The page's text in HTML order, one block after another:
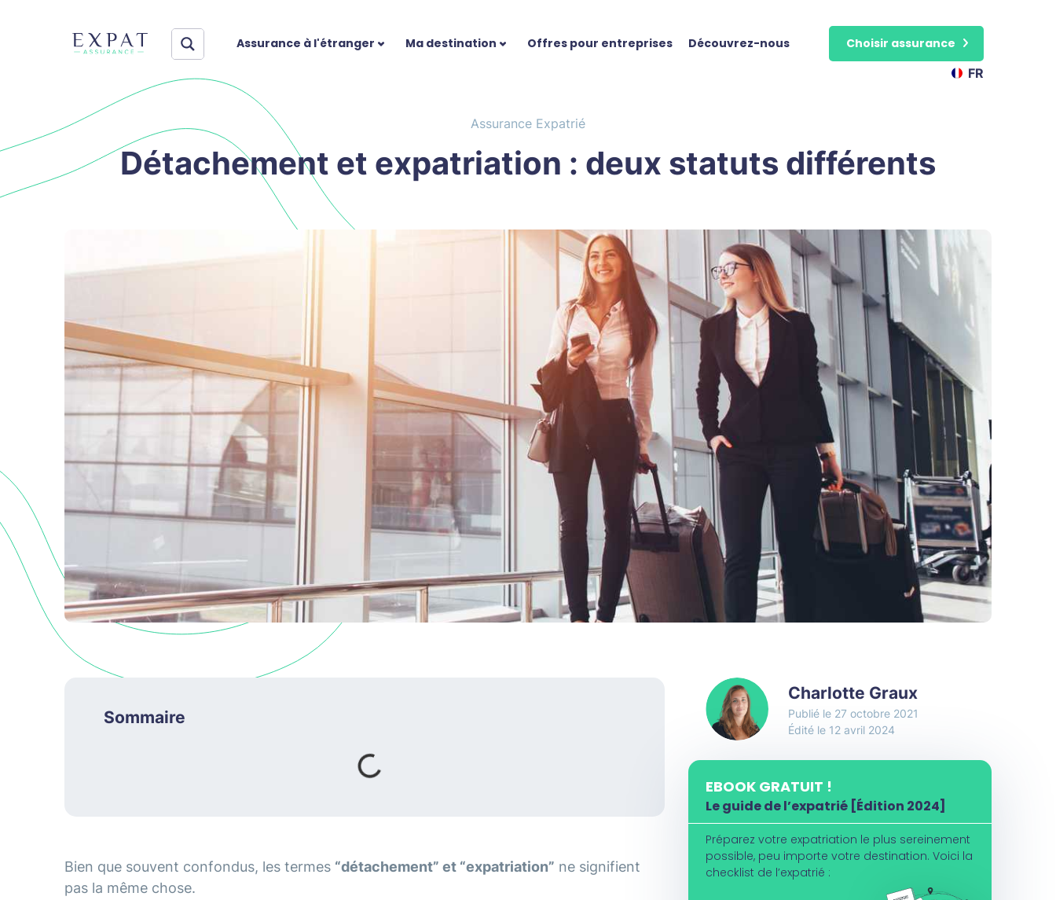
Assurance à l'étranger Ma destination Offres pour entreprises Découvrez-nous
Choisir assurance
FR
Assurance Expatrié
Détachement et expatriation : deux statuts différents
Sommaire
Bien que souvent confondus, les termes “détachement” et “expatriation” ne signifient
pas la même chose.
Charlotte Graux
27 octobre 2021
Édité le 12 avril 2024
EBOOK GRATUIT !
Le guide de l’expatrié [Édition 2024]
Préparez votre expatriation le plus sereinement
possible, peu importe votre destination. Voici la
checklist de l’expatrié :